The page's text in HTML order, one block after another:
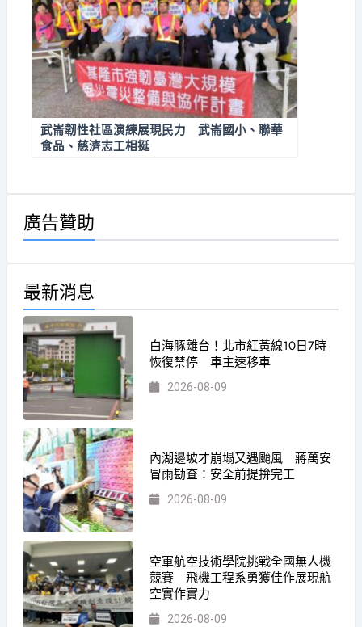
武崙韌性社區演練展現民力 武崙國小、聯華
食品、慈濟志工相挺
廣告贊助
最新消息
白海豚離台！北市紅黃線10日7時
恢復禁停 車主速移車
2026-08-09
內湖邊坡才崩塌又遇颱風 蔣萬安
冒雨勘查：安全前提拚完工
2026-08-09
空軍航空技術學院挑戰全國無人機
競賽 飛機工程系勇獲佳作展現航
空實作實力
2026-08-09